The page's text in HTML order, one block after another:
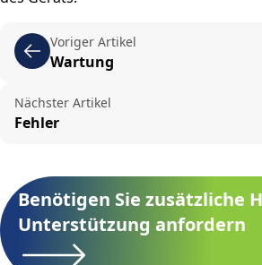
Voriger Artikel
Wartung
Nächster Artikel
Fehler
Benötigen Sie zusätzliche
Unterstützung anfordern